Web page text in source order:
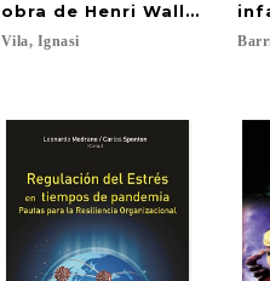
obra de Henri Wallon
Vila, Ignasi